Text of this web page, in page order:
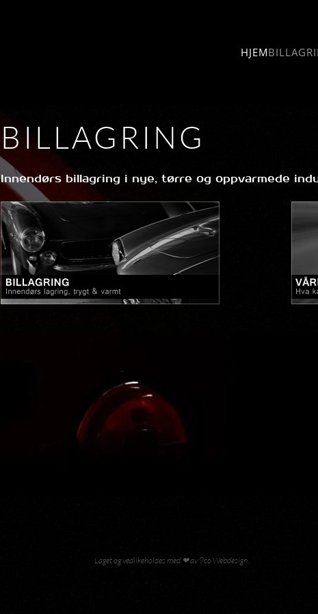
HJEM
BILLAGRING
Innendørs billagring i nye, tørre og oppvarmede
Laget og vedlikeholdes med ❤ av 9co Webdesign